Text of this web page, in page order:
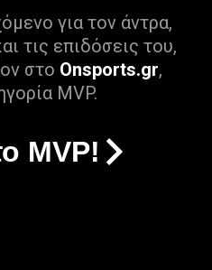
για τον άντρα,
τις επιδόσεις του,
στο Onsports.gr,
MVP.
MVP!